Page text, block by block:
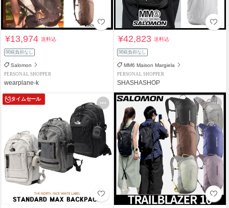
¥13,974送料込
関税負担なし
Salomon
PERSONAL SHOPPER
wearplane-k
¥42,823送料込
関税負担なし
MM6 Maison Margiela
PERSONAL SHOPPER
SHASHASHOP
タイムセール